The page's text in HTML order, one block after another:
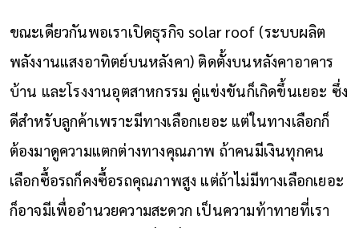
ขณะเดียวกันพอเราเปิดธุรกิจ solar roof (ระบบผลิต
พลังงานแสงอาทิตย์บนหลังคา) ติดตั้งบนหลังคาอาคาร
บ้าน และโรงงานอุตสาหกรรม คู่แข่งขันก็เกิดขึ้นเยอะ ซึ่ง
ดีสำหรับลูกค้าเพราะมีทางเลือกเยอะ แต่ในทางเลือกก็
ต้องมาดูความแตกต่างทางคุณภาพ ถ้าคนมีเงินทุกคน
เลือกซื้อรถก็คงซื้อรถคุณภาพสูง แต่ถ้าไม่มีทางเลือกเยอะ
ก็อาจมีเพื่ออำนวยความสะดวก เป็นความท้าทายที่เรา